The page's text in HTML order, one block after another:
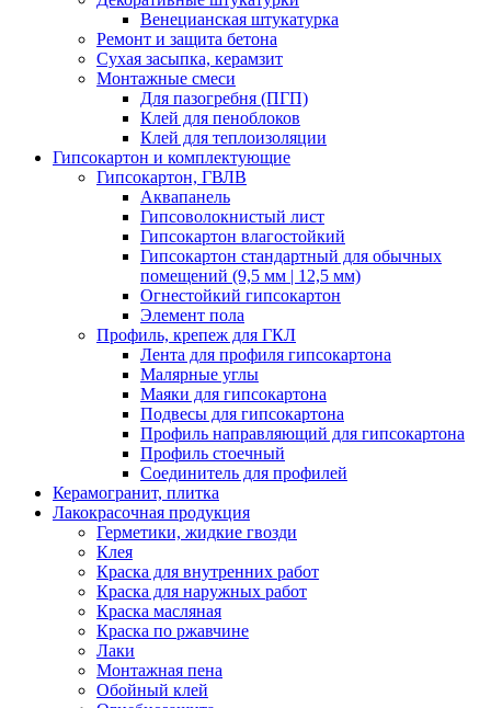
Венецианская штукатурка
Ремонт и защита бетона
Сухая засыпка, керамзит
Монтажные смеси
Для пазогребня (ПГП)
Клей для пеноблоков
Клей для теплоизоляции
Гипсокартон и комплектующие
Гипсокартон, ГВЛВ
Аквапанель
Гипсоволокнистый лист
Гипсокартон влагостойкий
Гипсокартон стандартный для обычных
помещений (9,5 мм | 12,5 мм)
Огнестойкий гипсокартон
Элемент пола
Профиль, крепеж для ГКЛ
Лента для профиля гипсокартона
Малярные углы
Маяки для гипсокартона
Подвесы для гипсокартона
Профиль направляющий для гипсокартона
Профиль стоечный
Соединитель для профилей
Керамогранит, плитка
Лакокрасочная продукция
Герметики, жидкие гвозди
Клея
Краска для внутренних работ
Краска для наружных работ
Краска масляная
Краска по ржавчине
Лаки
Монтажная пена
Обойный клей